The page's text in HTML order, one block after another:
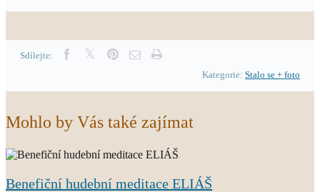
Sdílejte:
Kategorie: Stalo se + foto
Mohlo by Vás také zajímat
Benefiční hudební meditace ELIÁŠ